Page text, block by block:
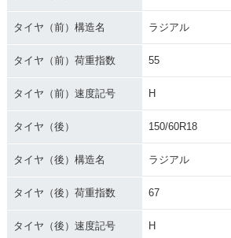
タイヤ（前）構造名 ラジアル
タイヤ（前）荷重指数 55
タイヤ（前）速度記号 H
タイヤ（後） 150/60R18
タイヤ（後）構造名 ラジアル
タイヤ（後）荷重指数 67
タイヤ（後）速度記号 H